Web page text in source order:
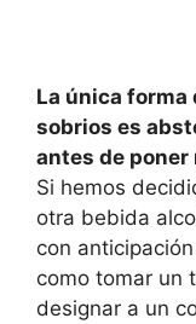
La única forma
sobrios es
antes de
Si hemos
otra bebida
con
como tomar un
designar a un